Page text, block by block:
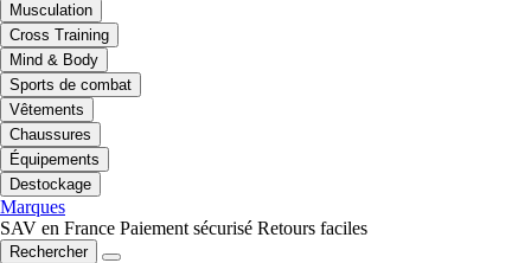
Musculation
Cross Training
Mind & Body
Sports de combat
Vêtements
Chaussures
Équipements
Destockage
Marques
SAV en France Paiement sécurisé Retours faciles
Rechercher